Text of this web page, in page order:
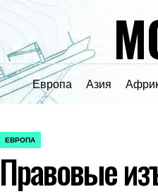
Европа Азия
ОПУБЛИКОВАНО
В
ЕВРОПА
Правовые